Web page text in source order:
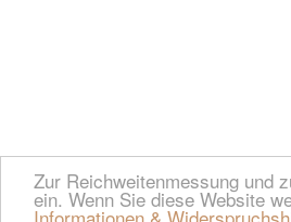
Zur Reichweitenmessung und
ein. Wenn Sie diese Website